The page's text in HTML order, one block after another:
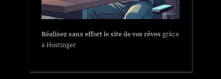
Réalisez sans effort le site de vos rêves grâce
à Hostinger